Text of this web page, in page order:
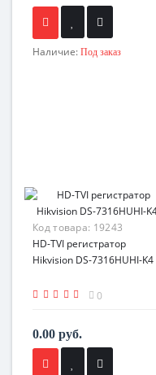
Наличие: Под заказ
Код товара: 19243
HD-TVI регистратор
Hikvision DS-7316HUHI-K4
0
0.00 руб.